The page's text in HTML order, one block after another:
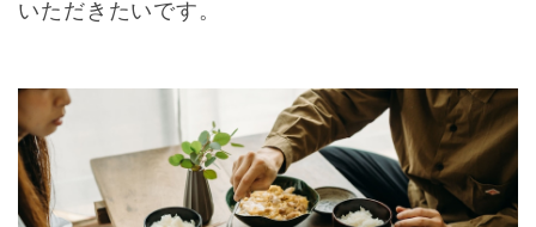
いただきたいです。